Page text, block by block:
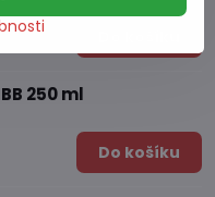
250 ml
Do košíku